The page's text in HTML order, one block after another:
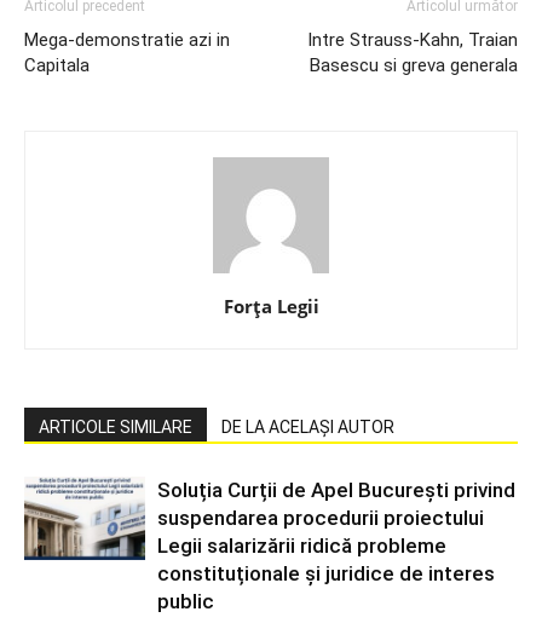
Articolul precedent
Mega-demonstratie azi in
Capitala
Articolul următor
Intre Strauss-Kahn, Traian
Basescu si greva generala
Forța Legii
ARTICOLE SIMILARE DE LA ACELAȘI AUTOR
Soluția Curții de Apel București privind
suspendarea procedurii proiectului
Legii salarizării ridică probleme
constituționale și juridice de interes
public